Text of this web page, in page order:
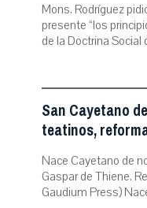
Mons. Rodríguez
presente “los
de la Doctrina
San Cayetano
teatinos,
Nace Cayetano de
Gaspar de Thiene.
Gaudium Press)